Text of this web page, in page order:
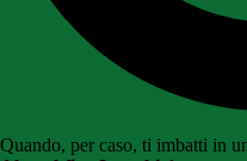
Quando, per caso, ti imbatti in